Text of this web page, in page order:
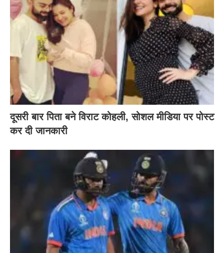
दूसरी बार‌ पिता बने विराट कोहली, सोशल मीडिया पर पोस्ट
कर दी‌ जानकारी